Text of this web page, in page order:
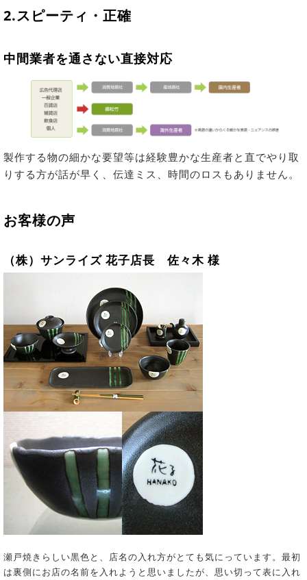
2.スピーティ・正確
中間業者を通さない直接対応
製作する物の細かな要望等は経験豊かな生産者と直でやり取
りする方が話が早く、伝達ミス、時間のロスもありません。
お客様の声
（株）サンライズ 花子店長 佐々木 様
瀬戸焼きらしい黒色と、店名の入れ方がとても気にっています。最初
は裏側にお店の名前を入れようと思いましたが、思い切って表に入れ